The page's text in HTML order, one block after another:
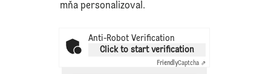
mňa personalizoval.
Anti-Robot Verification
Click to start verification
FriendlyCaptcha ⇗